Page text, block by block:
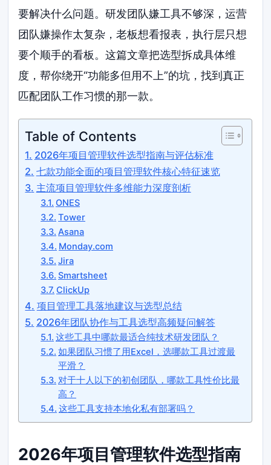
要解决什么问题。研发团队嫌工具不够深，运营
团队嫌操作太复杂，老板想看报表，执行层只想
要个顺手的看板。这篇文章把选型拆成具体维
度，帮你绕开“功能多但用不上”的坑，找到真正
匹配团队工作习惯的那一款。
Table of Contents
2026年项目管理软件选型指南与评估标准
七款功能全面的项目管理软件核心特征速览
主流项目管理软件多维能力深度剖析
ONES
Tower
Asana
Monday.com
Jira
Smartsheet
ClickUp
项目管理工具落地建议与选型总结
2026年团队协作与工具选型高频疑问解答
这些工具中哪款最适合纯技术研发团队？
如果团队习惯了用Excel，选哪款工具过渡最
平滑？
对于十人以下的初创团队，哪款工具性价比最
高？
这些工具支持本地化私有部署吗？
2026年项目管理软件选型指南